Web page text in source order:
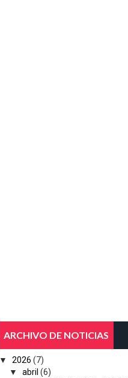
ARCHIVO DE NOTICIAS
▼ 2026 (7)
▼
abril (6)